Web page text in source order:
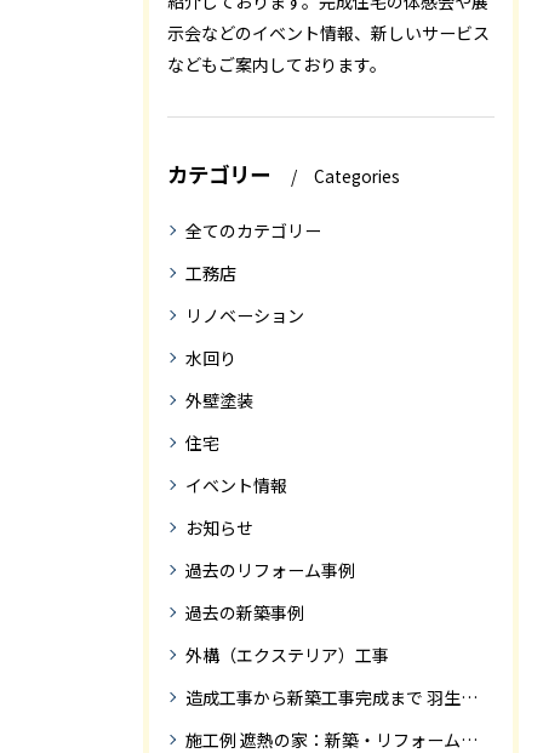
示会などのイベント情報、新しいサービス
などもご案内しております。
カテゴリー Categories
全てのカテゴリー
工務店
リノベーション
水回り
外壁塗装
住宅
イベント情報
お知らせ
過去のリフォーム事例
過去の新築事例
外構（エクステリア）工事
造成工事から新築工事完成まで 羽生市Ｓ様邸新築工事・
施工例 遮熱の家：新築・リフォーム ドローンにて空撮